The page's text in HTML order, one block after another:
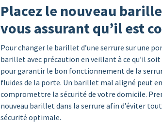
Placez le nouveau
vous assurant qu’il est
Pour changer le barillet d’une serrure sur une
barillet avec précaution en veillant à ce qu’il
pour garantir le bon fonctionnement de la
fluides de la porte. Un barillet mal aligné peut
compromettre la sécurité de votre domicile.
nouveau barillet dans la serrure afin d’éviter
sécurité optimale.